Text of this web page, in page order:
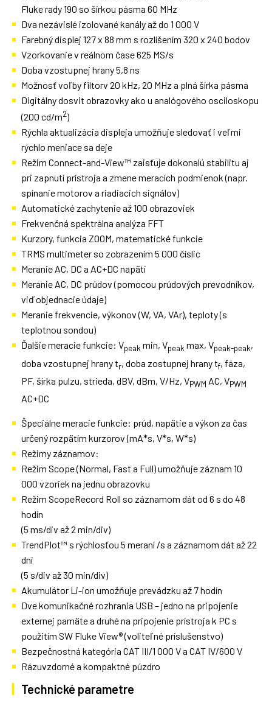
Fluke rady 190 so šírkou pásma 60 MHz
Dva nezávislé izolované kanály až do 1 000 V
Farebný displej 127 x 88 mm s rozlíšením 320 x 240 bodov
Vzorkovanie v reálnom čase 625 MS/s
Doba vzostupnej hrany 5,8 ns
Možnosť voľby filtorv 20 kHz, 20 MHz a plná šírka pásma
Digitálny dosvit obrazovky ako u analógového osciloskopu
(200 cd/m2)
Rýchla aktualizácia displeja umožňuje sledovať i veľmi
rýchlo meniace sa deje
Režim Connect-and-View™ zaisťuje dokonalú stabilitu aj
pri zapnutí prístroja a zmene meracích podmienok (napr.
spínanie motorov a riadiacich signálov)
Automatické zachytenie až 100 obrazoviek
Frekvenčná spektrálna analýza FFT
Kurzory, funkcia ZOOM, matematické funkcie
TRMS multimeter so zobrazením 5 000 číslic
Meranie AC, DC a AC+DC napätí
Meranie AC, DC prúdov (pomocou prúdových prevodníkov,
viď objednacie údaje)
Meranie frekvencie, výkonov (W, VA, VAr), teploty (s
teplotnou sondou)
Ďalšie meracie funkcie: Vpeakmin, Vpeakmax, Vpeak-peak,
doba vzostupnej hrany tr, doba zostupnej hrany tf, fáza,
PF, šírka pulzu, strieda, dBV, dBm, V/Hz, VPWM AC, VPWM
AC+DC
Špeciálne meracie funkcie: prúd, napätie a výkon za čas
určený rozpätím kurzorov (mA*s, V*s, W*s)
Režimy záznamov:
Režim Scope (Normal, Fast a Full) umožňuje záznam 10
000 vzoriek na jednu obrazovku
Režim ScopeRecord Roll so záznamom dát od 6 s do 48
hodín
(5 ms/div až 2 min/div)
TrendPlot™ s rýchlosťou 5 meraní /s a záznamom dát až 22
dní
(5 s/div až 30 min/div)
Akumulátor Li-ion umožňuje prevádzku až 7 hodín
Dve komunikačné rozhrania USB – jedno na pripojenie
externej pamäte a druhé na pripojenie prístroja k PC s
použitím SW Fluke View® (voliteľné príslušenstvo)
Bezpečnostná kategória CAT III/1 000 V a CAT IV/600 V
Rázuvzdorné a kompaktné púzdro
Technické parametre